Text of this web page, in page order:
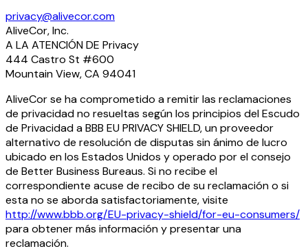
privacy@alivecor.com
AliveCor, Inc.
A LA ATENCIÓN DE Privacy
444 Castro St #600
Mountain View, CA 94041
AliveCor se ha comprometido a remitir las reclamaciones
de privacidad no resueltas según los principios del Escudo
de Privacidad a BBB EU PRIVACY SHIELD, un proveedor
alternativo de resolución de disputas sin ánimo de lucro
ubicado en los Estados Unidos y operado por el consejo
de Better Business Bureaus. Si no recibe el
correspondiente acuse de recibo de su reclamación o si
esta no se aborda satisfactoriamente, visite
http://www.bbb.org/EU-privacy-shield/for-eu-consumers/
para obtener más información y presentar una
reclamación.